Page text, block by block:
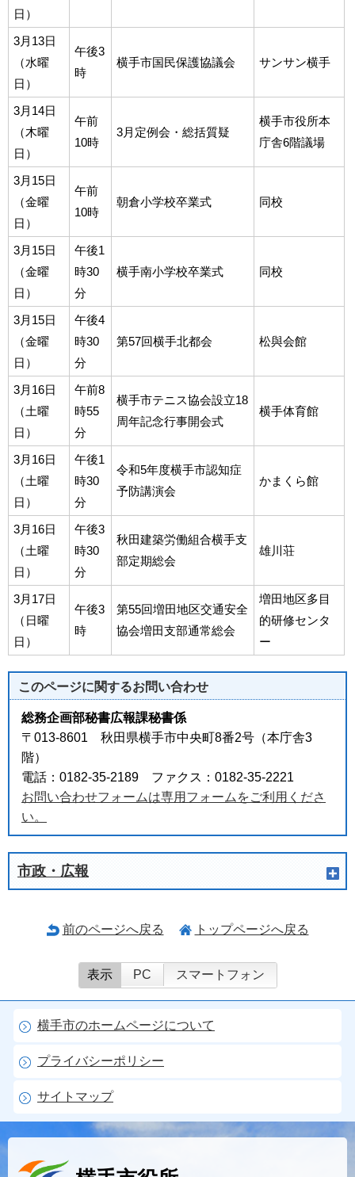
日）
3月13日
（水曜
日）
午後3
時
横手市国民保護協議会 サンサン横手
3月14日
（木曜
日）
午前
10時
3月定例会・総括質疑
横手市役所本
庁舎6階議場
3月15日
（金曜
日）
午前
10時
朝倉小学校卒業式 同校
3月15日
（金曜
日）
午後1
時30
分
横手南小学校卒業式 同校
3月15日
（金曜
日）
午後4
時30
分
第57回横手北都会 松與会館
3月16日
（土曜
日）
午前8
時55
分
横手市テニス協会設立18
周年記念行事開会式
横手体育館
3月16日
（土曜
日）
午後1
時30
分
令和5年度横手市認知症
予防講演会
かまくら館
3月16日
（土曜
日）
午後3
時30
分
秋田建築労働組合横手支
部定期総会
雄川荘
3月17日
（日曜
日）
午後3
時
第55回増田地区交通安全
協会増田支部通常総会
増田地区多目
的研修センタ
ー
このページに関するお問い合わせ
総務企画部秘書広報課秘書係
〒013-8601 秋田県横手市中央町8番2号（本庁舎3
階）
電話：0182-35-2189 ファクス：0182-35-2221
お問い合わせフォームは専用フォームをご利用くださ
い。
市政・広報
前のページへ戻る トップページへ戻る
表示 PC スマートフォン
横手市のホームページについて
プライバシーポリシー
サイトマップ